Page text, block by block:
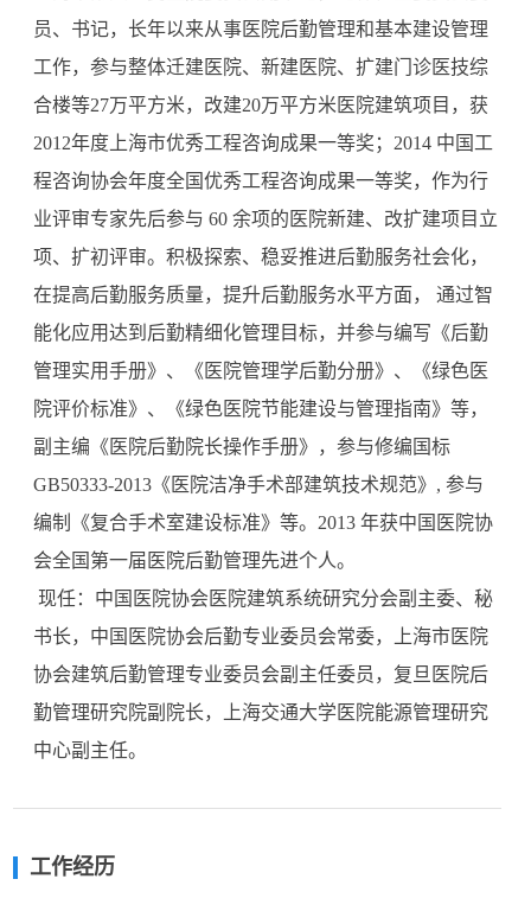
员、书记，长年以来从事医院后勤管理和基本建设管理
工作，参与整体迁建医院、新建医院、扩建门诊医技综
合楼等27万平方米，改建20万平方米医院建筑项目，获
2012年度上海市优秀工程咨询成果一等奖；2014 中国工
程咨询协会年度全国优秀工程咨询成果一等奖，作为行
业评审专家先后参与 60 余项的医院新建、改扩建项目立
项、扩初评审。积极探索、稳妥推进后勤服务社会化，
在提高后勤服务质量，提升后勤服务水平方面， 通过智
能化应用达到后勤精细化管理目标，并参与编写《后勤
管理实用手册》、《医院管理学后勤分册》、《绿色医
院评价标准》、《绿色医院节能建设与管理指南》等，
副主编《医院后勤院长操作手册》，参与修编国标
GB50333-2013《医院洁净手术部建筑技术规范》, 参与
编制《复合手术室建设标准》等。2013 年获中国医院协
会全国第一届医院后勤管理先进个人。
书长，中国医院协会后勤专业委员会常委，上海市医院
协会建筑后勤管理专业委员会副主任委员，复旦医院后
勤管理研究院副院长，上海交通大学医院能源管理研究
中心副主任。
工作经历